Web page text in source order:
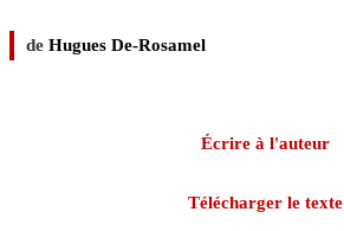
de Hugues De-Rosamel
Écrire à l'auteur
Télécharger le texte